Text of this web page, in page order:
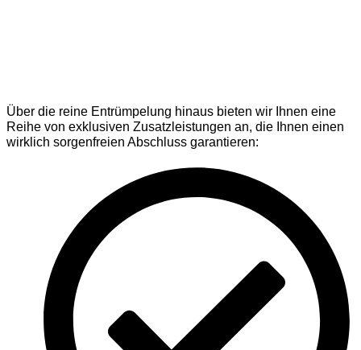
Über die reine Entrümpelung hinaus bieten wir Ihnen eine
Reihe von exklusiven Zusatzleistungen an, die Ihnen einen
wirklich sorgenfreien Abschluss garantieren: